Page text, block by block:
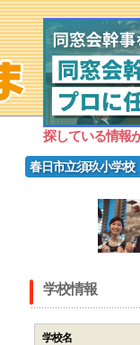
探している情報
春日市立須玖小学校
学校情報
学校名